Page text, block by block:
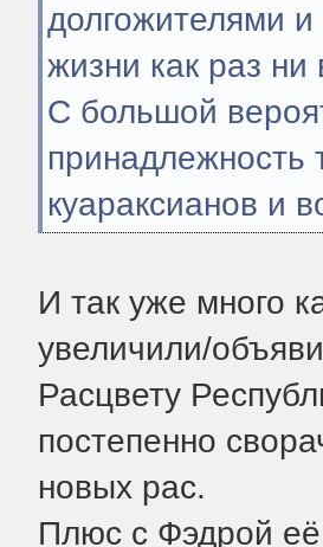
долгожителями
жизни как раз
С большой
принадлежность
куараксианов и
И так уже много
увеличили/
Расцвету
постепенно
новых рас.
Плюс с Фэдрой